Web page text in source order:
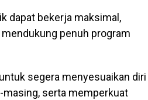
dapat bekerja maksimal,
penuh program
segera menyesuaikan diri
serta memperkuat